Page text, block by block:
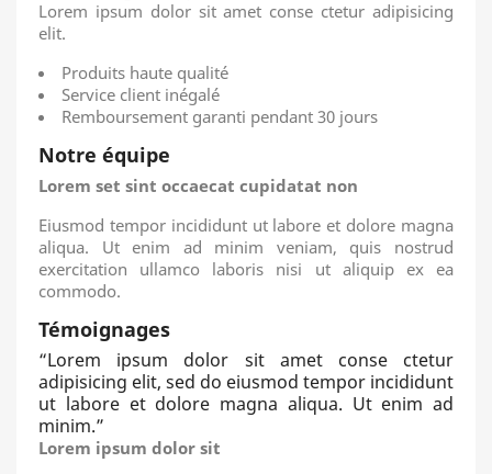
Lorem ipsum dolor sit amet conse ctetur adipisicing
elit.
Produits haute qualité
Service client inégalé
Remboursement garanti pendant 30 jours
Notre équipe
Lorem set sint occaecat cupidatat non
Eiusmod tempor incididunt ut labore et dolore magna
aliqua. Ut enim ad minim veniam, quis nostrud
exercitation ullamco laboris nisi ut aliquip ex ea
commodo.
Témoignages
“Lorem ipsum dolor sit amet conse ctetur
adipisicing elit, sed do eiusmod tempor incididunt
ut labore et dolore magna aliqua. Ut enim ad
minim.”
Lorem ipsum dolor sit